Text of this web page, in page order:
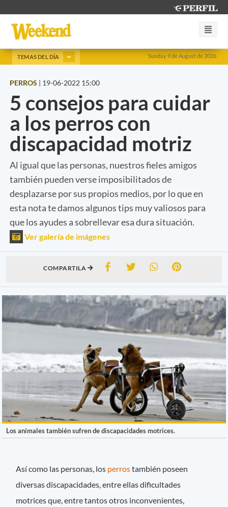
Sunday 9 de August de 2026
TEMAS DEL DÍA
PERROS | 19-06-2022 15:00
5 consejos para cuidar
a los perros con
discapacidad motriz
Al igual que las personas, nuestros fieles amigos
también pueden verse imposibilitados de
desplazarse por sus propios medios, por lo que en
esta nota te damos algunos tips muy valiosos para
que los ayudes a sobrellevar esa dura situación.
Ver galería de imágenes
COMPARTILA
Los animales también sufren de discapacidades motrices.
Así como las personas, los perrostambién poseen
diversas discapacidades, entre ellas dificultades
motrices que, entre tantos otros inconvenientes,